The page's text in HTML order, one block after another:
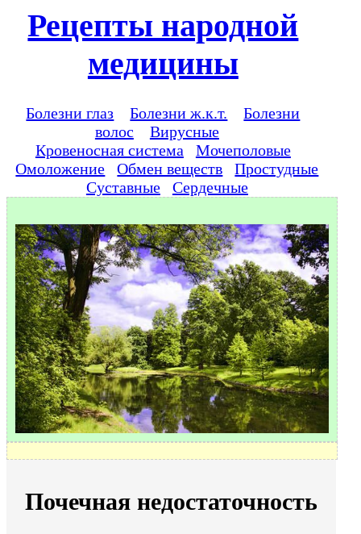
Рецепты народной
медицины
Болезни глаз Болезни ж.к.т.
Болезни
волос
Вирусные
Кровеносная система
Мочеполовые
Омоложение
Обмен веществ
Простудные
Суставные
Сердечные
Почечная недостаточность